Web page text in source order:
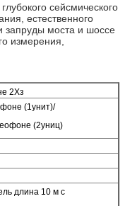
сейсмического
естественного
запруды моста и шоссе
измерения,
2Хз
(1унит)/
(2униц)
длина 10 м с